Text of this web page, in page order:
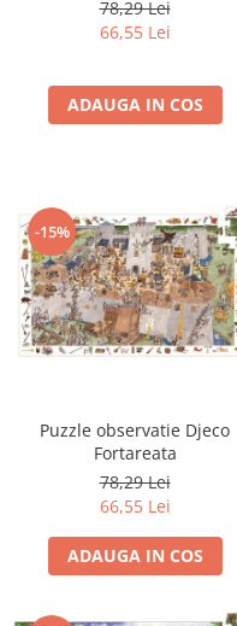
78,29 Lei
66,55 Lei
ADAUGA IN COS
-15%
Puzzle observatie Djeco
Fortareata
78,29 Lei
66,55 Lei
ADAUGA IN COS